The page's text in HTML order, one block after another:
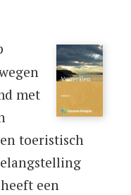
met
toeristisch
een